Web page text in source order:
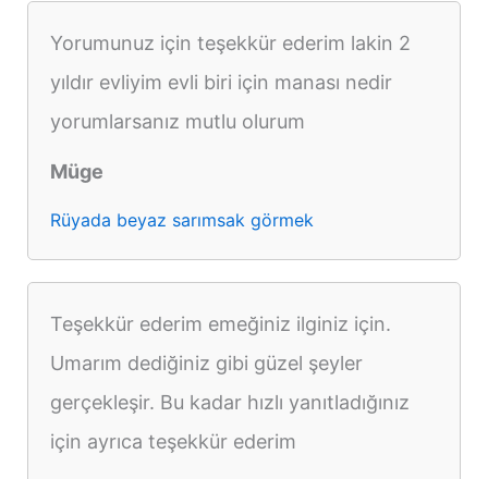
Yorumunuz için teşekkür ederim lakin 2
yıldır evliyim evli biri için manası nedir
yorumlarsanız mutlu olurum
Müge
Rüyada beyaz sarımsak görmek
Teşekkür ederim emeğiniz ilginiz için.
Umarım dediğiniz gibi güzel şeyler
gerçekleşir. Bu kadar hızlı yanıtladığınız
için ayrıca teşekkür ederim